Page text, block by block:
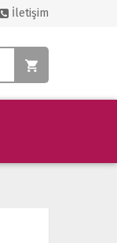
İletişim